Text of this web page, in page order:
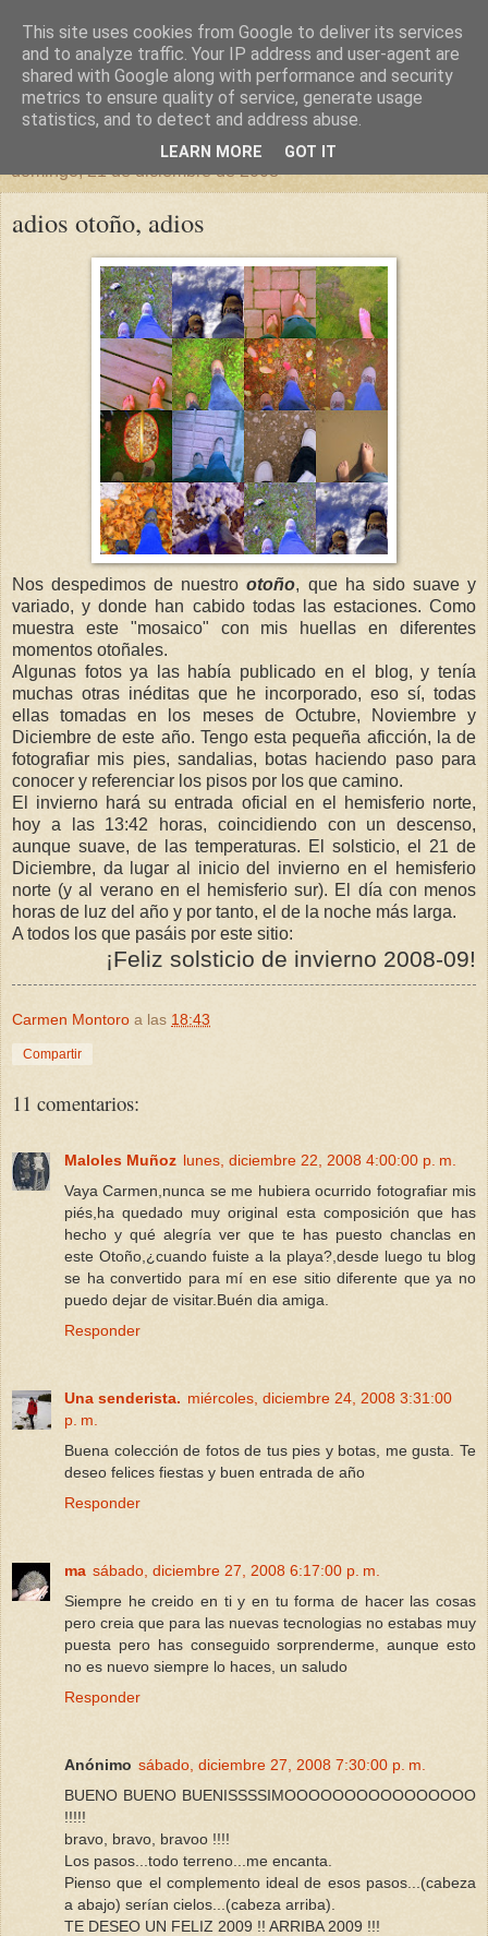
un sitio diferente
una casa para crecer, un castillo para soñar
domingo, 21 de diciembre de 2008
adios otoño, adios
Nos despedimos de nuestrootoño, que ha sido suave y
variado, y donde han cabido todas las estaciones. Como
muestra este "mosaico" con mis huellas en diferentes
momentos otoñales.
Algunas fotos ya las había publicado en el blog, y tenía
muchas otras inéditas que he incorporado, eso sí, todas
ellas tomadas en los meses de Octubre, Noviembre y
Diciembre de este año. Tengo esta pequeña aficción, la de
fotografiar mis pies, sandalias, botas haciendo paso para
conocer y referenciar los pisos por los que camino.
El invierno hará su entrada oficial en el hemisferio norte,
hoy a las 13:42 horas, coincidiendo con un descenso,
aunque suave, de las temperaturas. El solsticio, el 21 de
Diciembre, da lugar al inicio del invierno en el hemisferio
norte (y al verano en el hemisferio sur). El día con menos
horas de luz del año y por tanto, el de la noche más larga.
A todos los que pasáis por este sitio:
¡Feliz solsticio de invierno 2008-09!
Carmen Montoro a las 18:43
Compartir
11 comentarios:
Maloles Muñoz lunes, diciembre 22, 2008 4:00:00 p. m.
Vaya Carmen,nunca se me hubiera ocurrido fotografiar mis
piés,ha quedado muy original esta composición que has
hecho y qué alegría ver que te has puesto chanclas en
este Otoño,¿cuando fuiste a la playa?,desde luego tu blog
se ha convertido para mí en ese sitio diferente que ya no
puedo dejar de visitar.Buén dia amiga.
Responder
Una senderista. miércoles, diciembre 24, 2008 3:31:00
p. m.
Buena colección de fotos de tus pies y botas, me gusta. Te
deseo felices fiestas y buen entrada de año
Responder
ma sábado, diciembre 27, 2008 6:17:00 p. m.
Siempre he creido en ti y en tu forma de hacer las cosas
pero creia que para las nuevas tecnologias no estabas muy
puesta pero has conseguido sorprenderme, aunque esto
no es nuevo siempre lo haces, un saludo
Responder
Anónimo sábado, diciembre 27, 2008 7:30:00 p. m.
BUENO BUENO BUENISSSSIMOOOOOOOOOOOOOOOO
!!!!!
bravo, bravo, bravoo !!!!
Los pasos...todo terreno...me encanta.
Pienso que el complemento ideal de esos pasos...(cabeza
a abajo) serían cielos...(cabeza arriba).
TE DESEO UN FELIZ 2009 !! ARRIBA 2009 !!!
This site uses cookies from Google to deliver its services
and to analyze traffic. Your IP address and user-agent are
shared with Google along with performance and security
metrics to ensure quality of service, generate usage
statistics, and to detect and address abuse.
LEARN MORE GOT IT